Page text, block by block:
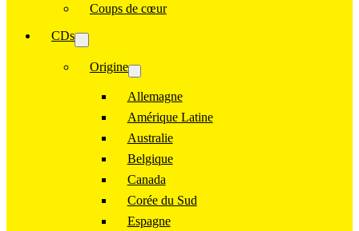
Coups de cœur
CDs
Origine
Allemagne
Amérique Latine
Australie
Belgique
Canada
Corée du Sud
Espagne